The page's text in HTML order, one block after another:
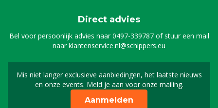
Direct advies
Bel voor persoonlijk advies naar0497-339787of stuur een mail
naarklantenservice.nl@schippers.eu
Mis niet langer exclusieve aanbiedingen, het laatste nieuws
en onze events. Meld je aan voor onze mailing.
Schrijf je in voor onze
Aanmelden